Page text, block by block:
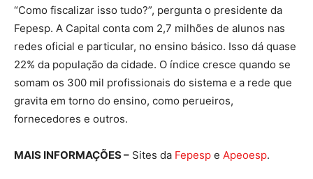
“Como fiscalizar isso tudo?”, pergunta o presidente da
Fepesp. A Capital conta com 2,7 milhões de alunos nas
redes oficial e particular, no ensino básico. Isso dá quase
22% da população da cidade. O índice cresce quando se
somam os 300 mil profissionais do sistema e a rede que
gravita em torno do ensino, como perueiros,
fornecedores e outros.
MAIS INFORMAÇÕES – Sites da Fepesp e Apeoesp.